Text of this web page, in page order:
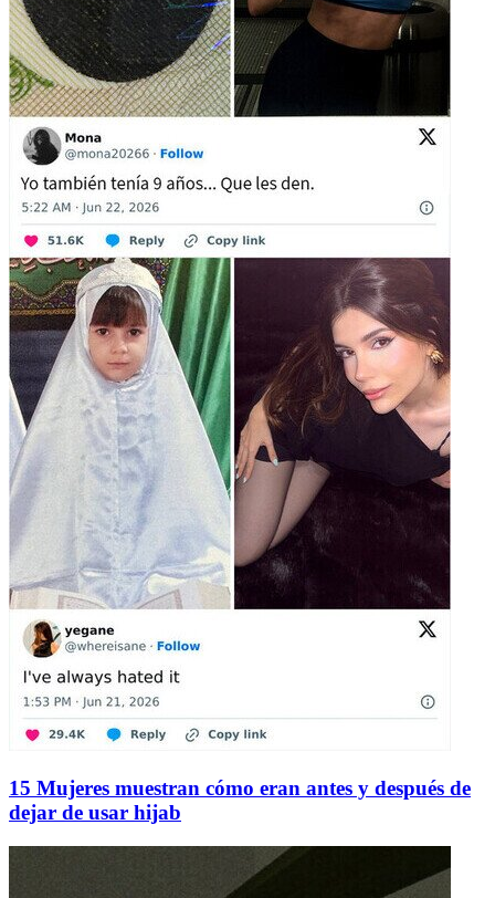
15 Mujeres muestran cómo eran antes y después de
dejar de usar hijab